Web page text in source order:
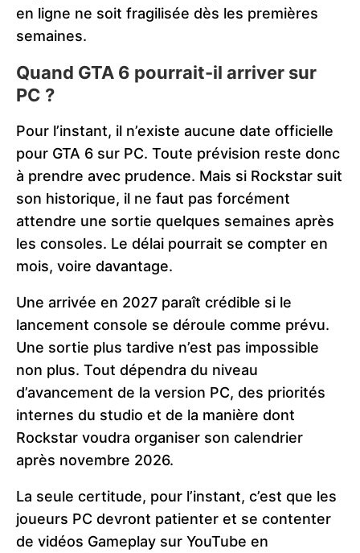
en ligne ne soit fragilisée dès les premières
semaines.
Quand GTA 6 pourrait-il arriver sur
PC ?
Pour l’instant, il n’existe aucune date officielle
pour GTA 6 sur PC. Toute prévision reste donc
à prendre avec prudence. Mais si Rockstar suit
son historique, il ne faut pas forcément
attendre une sortie quelques semaines après
les consoles. Le délai pourrait se compter en
mois, voire davantage.
Une arrivée en 2027 paraît crédible si le
lancement console se déroule comme prévu.
Une sortie plus tardive n’est pas impossible
non plus. Tout dépendra du niveau
d’avancement de la version PC, des priorités
internes du studio et de la manière dont
Rockstar voudra organiser son calendrier
après novembre 2026.
La seule certitude, pour l’instant, c’est que les
joueurs PC devront patienter et se contenter
de vidéos Gameplay sur YouTube en